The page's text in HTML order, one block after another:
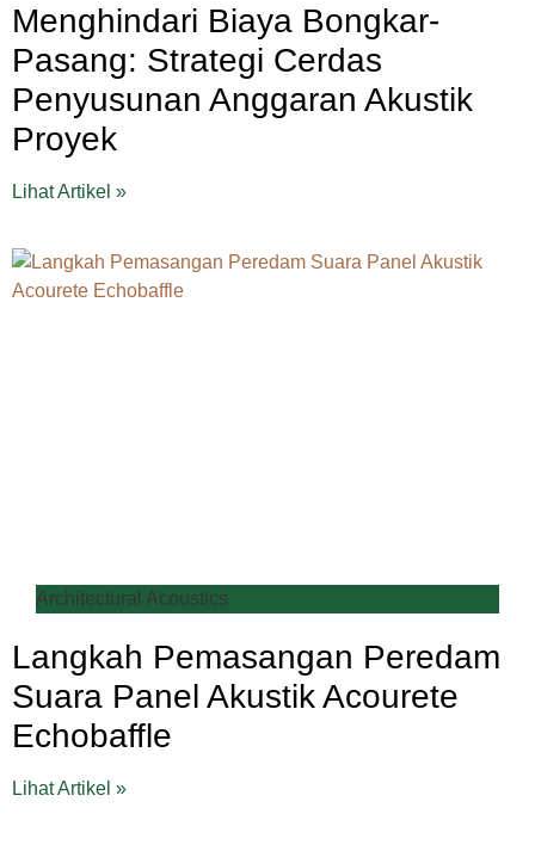
Menghindari Biaya Bongkar-
Pasang: Strategi Cerdas
Penyusunan Anggaran Akustik
Proyek
Lihat Artikel »
Architectural Acoustics
Langkah Pemasangan Peredam
Suara Panel Akustik Acourete
Echobaffle
Lihat Artikel »